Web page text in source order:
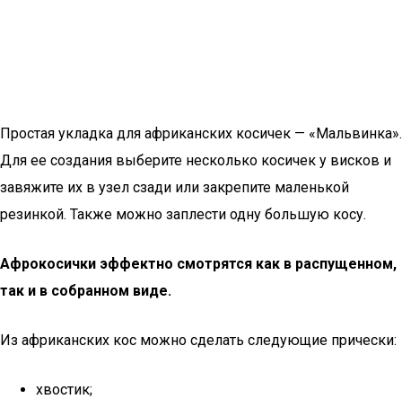
Простая укладка для африканских косичек — «Мальвинка».
Для ее создания выберите несколько косичек у висков и
завяжите их в узел сзади или закрепите маленькой
резинкой. Также можно заплести одну большую косу.
Афрокосички эффектно смотрятся как в распущенном,
так и в собранном виде.
Из африканских кос можно сделать следующие прически:
хвостик;